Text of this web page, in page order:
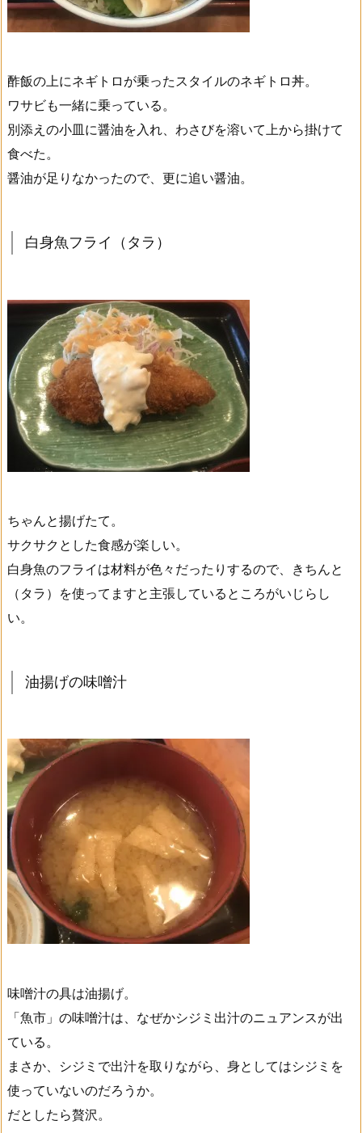
酢飯の上にネギトロが乗ったスタイルのネギトロ丼。
ワサビも一緒に乗っている。
別添えの小皿に醤油を入れ、わさびを溶いて上から掛けて
食べた。
醤油が足りなかったので、更に追い醤油。
白身魚フライ（タラ）
ちゃんと揚げたて。
サクサクとした食感が楽しい。
白身魚のフライは材料が色々だったりするので、きちんと
（タラ）を使ってますと主張しているところがいじらし
い。
油揚げの味噌汁
味噌汁の具は油揚げ。
「魚市」の味噌汁は、なぜかシジミ出汁のニュアンスが出
ている。
まさか、シジミで出汁を取りながら、身としてはシジミを
使っていないのだろうか。
だとしたら贅沢。